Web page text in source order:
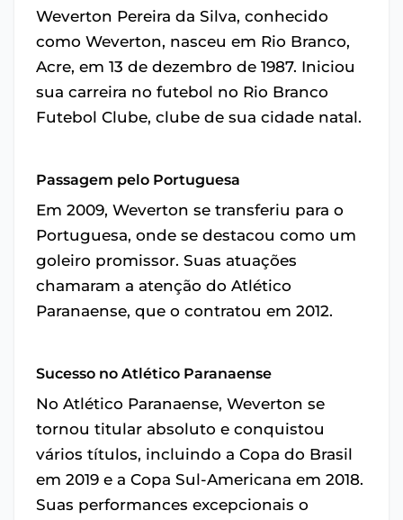
Weverton Pereira da Silva, conhecido
como Weverton, nasceu em Rio Branco,
Acre, em 13 de dezembro de 1987. Iniciou
sua carreira no futebol no Rio Branco
Futebol Clube, clube de sua cidade natal.
Passagem pelo Portuguesa
Em 2009, Weverton se transferiu para o
Portuguesa, onde se destacou como um
goleiro promissor. Suas atuações
chamaram a atenção do Atlético
Paranaense, que o contratou em 2012.
Sucesso no Atlético Paranaense
No Atlético Paranaense, Weverton se
tornou titular absoluto e conquistou
vários títulos, incluindo a Copa do Brasil
em 2019 e a Copa Sul-Americana em 2018.
Suas performances excepcionais o